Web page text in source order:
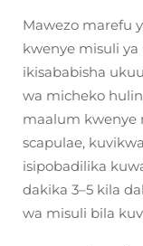
Mawezo marefu
kwenye misuli ya
ikisababisha
wa micheko
maalum kwenye
scapulae,
isipobadilika
dakika 3–5 kila
wa misuli bila